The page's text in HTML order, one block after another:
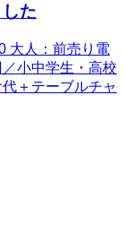
た
大人：前売り電
小中学生・高校
＋テーブルチャ